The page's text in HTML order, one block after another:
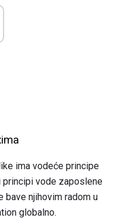
ima vodeće principe
principi vode zaposlene
bave njihovim radom u
globalno.